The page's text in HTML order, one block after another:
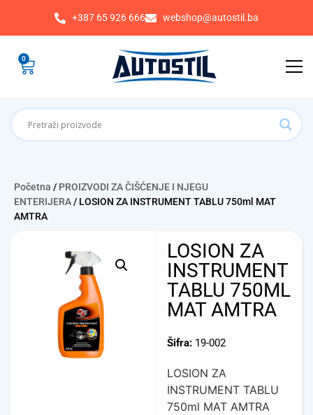
+387 65 926 666 webshop@autostil.ba
0
Početna / PROIZVODI ZA ČIŠĆENJE I NJEGU
ENTERIJERA/ LOSION ZA INSTRUMENT TABLU 750ml MAT
AMTRA
LOSION ZA
INSTRUMENT
TABLU 750ML
MAT AMTRA
Šifra: 19-002
LOSION ZA
INSTRUMENT TABLU
750ml MAT AMTRA